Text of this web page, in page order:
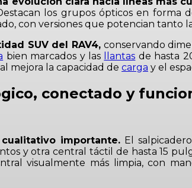
los grupos ópticos en forma
con versiones que potencian tanto
SUV del RAV4, conservando
bien marcados y las llantas de hasta
mejora la capacidad de carga y el
conectado y
importante.El
y otra central táctil de hasta 15
visualmente más limpia, con